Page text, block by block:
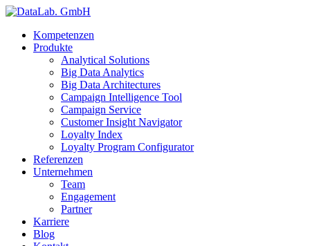
Kompetenzen
Produkte
Analytical Solutions
Big Data Analytics
Big Data Architectures
Campaign Intelligence Tool
Campaign Service
Customer Insight Navigator
Loyalty Index
Loyalty Program Configurator
Referenzen
Unternehmen
Team
Engagement
Partner
Karriere
Blog